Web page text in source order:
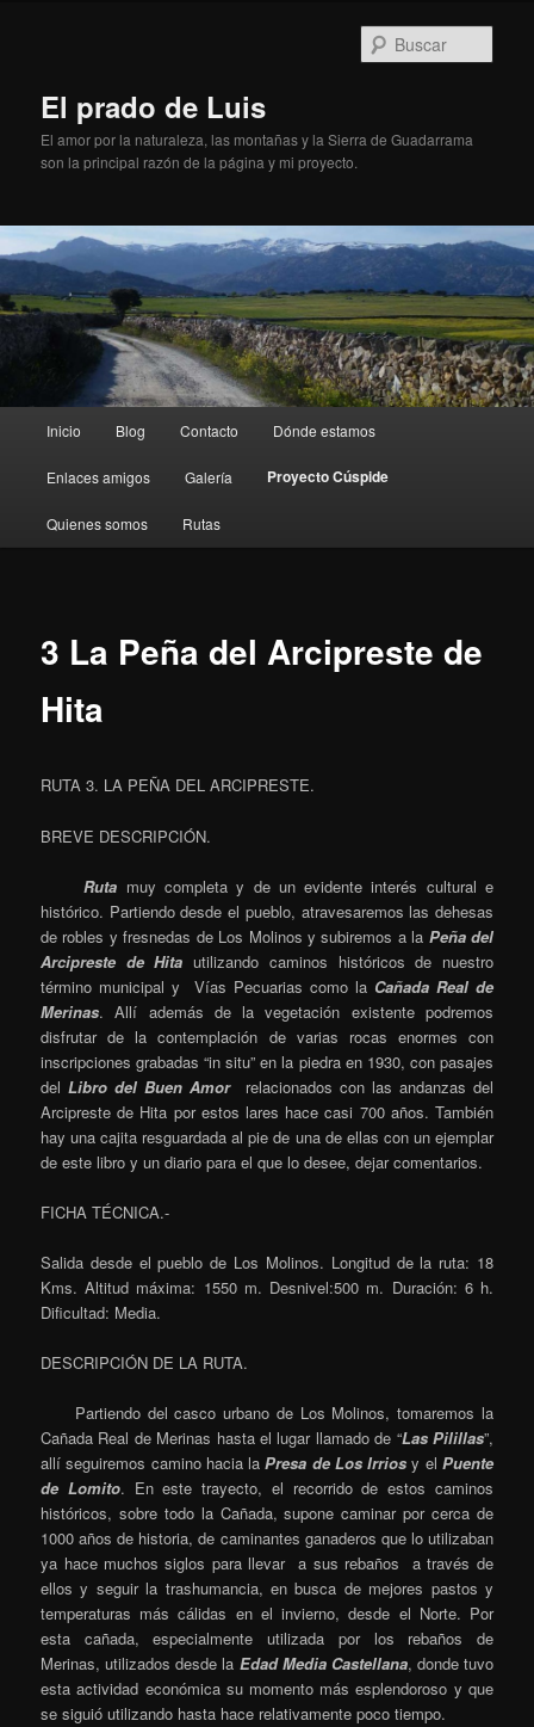
El prado de Luis
El amor por la naturaleza, las montañas y la Sierra de Guadarrama
son la principal razón de la página y mi proyecto.
Ir al contenido principal
Ir al contenido secundario
Inicio Blog Contacto Dónde estamos
Enlaces amigos Galería Proyecto Cúspide
Quienes somos Rutas
3 La Peña del Arcipreste de
Hita
RUTA 3. LA PEÑA DEL ARCIPRESTE.
BREVE DESCRIPCIÓN.
Ruta muy completa y de un evidente interés cultural e
histórico. Partiendo desde el pueblo, atravesaremos las dehesas
de robles y fresnedas de Los Molinos y subiremos a la Peña del
Arcipreste de Hita utilizando caminos históricos de nuestro
término municipal y Vías Pecuarias como la Cañada Real de
Merinas. Allí además de la vegetación existente podremos
disfrutar de la contemplación de varias rocas enormes con
inscripciones grabadas “in situ” en la piedra en 1930, con pasajes
delLibro del Buen Amorrelacionados con las andanzas del
Arcipreste de Hita por estos lares hace casi 700 años. También
hay una cajita resguardada al pie de una de ellas con un ejemplar
de este libro y un diario para el que lo desee, dejar comentarios.
FICHA TÉCNICA.-
Salida desde el pueblo de Los Molinos. Longitud de la ruta: 18
Kms. Altitud máxima: 1550 m. Desnivel:500 m. Duración: 6 h.
Dificultad: Media.
DESCRIPCIÓN DE LA RUTA.
Partiendo del casco urbano de Los Molinos, tomaremos la
Cañada Real de Merinas hasta el lugar llamado de “Las Pilillas”,
allí seguiremos camino hacia laPresa de Los Irrios y el Puente
de Lomito. En este trayecto, el recorrido de estos caminos
históricos, sobre todo la Cañada, supone caminar por cerca de
1000 años de historia, de caminantes ganaderos que lo utilizaban
ya hace muchos siglos para llevar a sus rebaños a través de
ellos y seguir la trashumancia, en busca de mejores pastos y
temperaturas más cálidas en el invierno, desde el Norte. Por
esta cañada, especialmente utilizada por los rebaños de
Merinas, utilizados desde la Edad Media Castellana, donde tuvo
esta actividad económica su momento más esplendoroso y que
se siguió utilizando hasta hace relativamente poco tiempo.